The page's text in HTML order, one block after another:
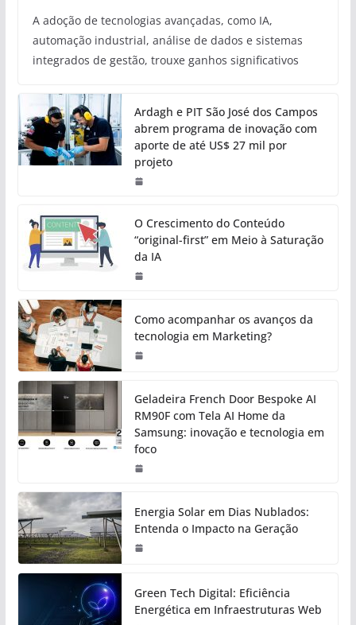
A adoção de tecnologias avançadas, como IA,
automação industrial, análise de dados e sistemas
integrados de gestão, trouxe ganhos significativos
Ardagh e PIT São José dos Campos
abrem programa de inovação com
aporte de até US$ 27 mil por
projeto
O Crescimento do Conteúdo
“original-first” em Meio à Saturação
da IA
Como acompanhar os avanços da
tecnologia em Marketing?
Geladeira French Door Bespoke AI
RM90F com Tela AI Home da
Samsung: inovação e tecnologia em
foco
Energia Solar em Dias Nublados:
Entenda o Impacto na Geração
Green Tech Digital: Eficiência
Energética em Infraestruturas Web